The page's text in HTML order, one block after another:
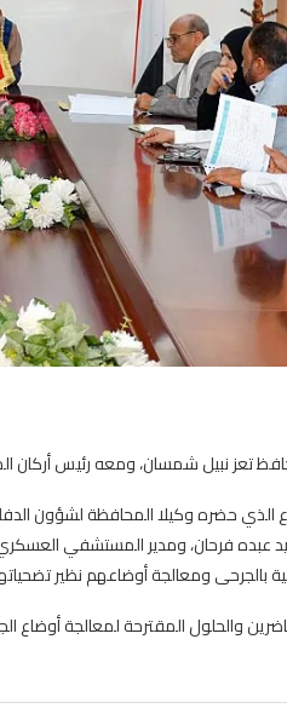
تعز نبيل شمسان، ومعه رئيس أركان
حضره وكيلا المحافظة لشؤون
عبده فرحان، ومدير المستشفي
بالجرحى ومعالجة أوضاعهم نظير
والحلول المقترحة لمعالجة أوضاع